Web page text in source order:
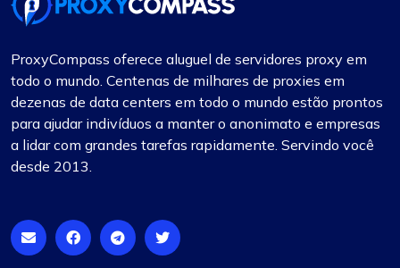
Isabella McClellan
Inicialmente cético quanto à mudança para o
ProxyCompass, fiquei agradavelmente surpreso
ProxyCompass oferece aluguel de servidores proxy em
todo o mundo. Centenas de milhares de proxies em
dezenas de data centers em todo o mundo estão prontos
para ajudar indivíduos a manter o anonimato e empresas
a lidar com grandes tarefas rapidamente. Servindo você
desde 2013.